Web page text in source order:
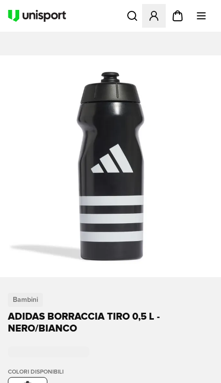
Apre una finestra modale
Bambini
ADIDAS BORRACCIA TIRO 0,5 L -
NERO/BIANCO
COLORI DISPONIBILI